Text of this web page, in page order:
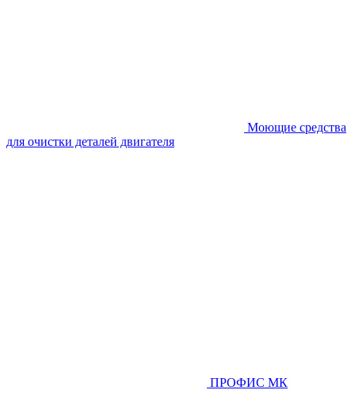
Моющие средства
для очистки деталей двигателя
ПРОФИС МК